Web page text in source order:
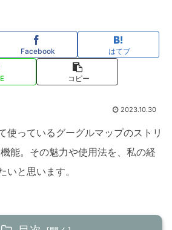
Facebook はてブ
コピー
2023.10.30
使っているグーグルマップのストリ
能。その魅力や使用法を、私の経
いと思います。